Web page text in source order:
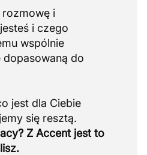
rozmowę i
i czego
wspólnie
do
jest dla Ciebie
Z Accent jest to